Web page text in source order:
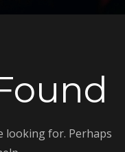
looking for. Perhaps